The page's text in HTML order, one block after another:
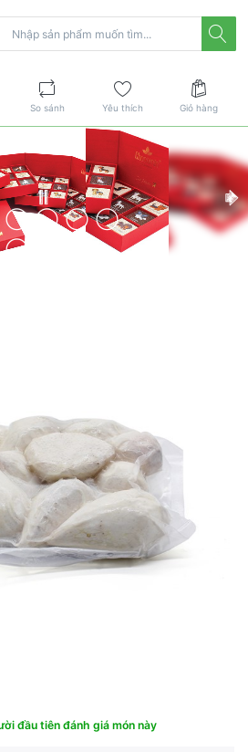
So sánh Yêu thích Giỏ hàng
đầu tiên đánh giá món này